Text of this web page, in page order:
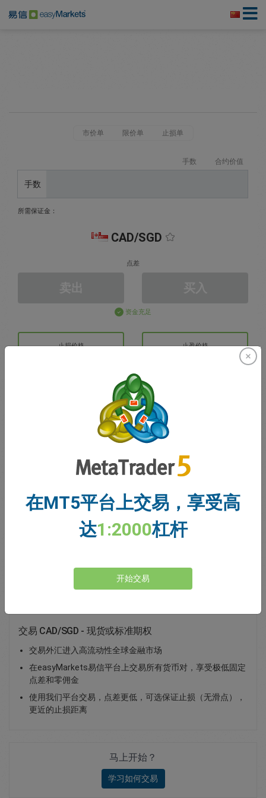
市价单 限价单 止损单
手数 合约价值
手数
所需保证金：
CAD/SGD
点差
资金充足
止损价格 止盈价格
注册交易账户
账户余额
0.00
我的赠金
0.00
未结利润/亏损总额
存款
交易 CAD/SGD - 现货或标准期权
交易外汇进入高流动性全球金融市场
在easyMarkets易信平台上交易所有货币对，享受极低固定
点差和零佣金
使用我们平台交易，点差更低，可选保证止损（无滑点），
更近的止损距离
马上开始？
学习如何交易
在MT5平台上交易，享受高
达1:2000杠杆
开始交易